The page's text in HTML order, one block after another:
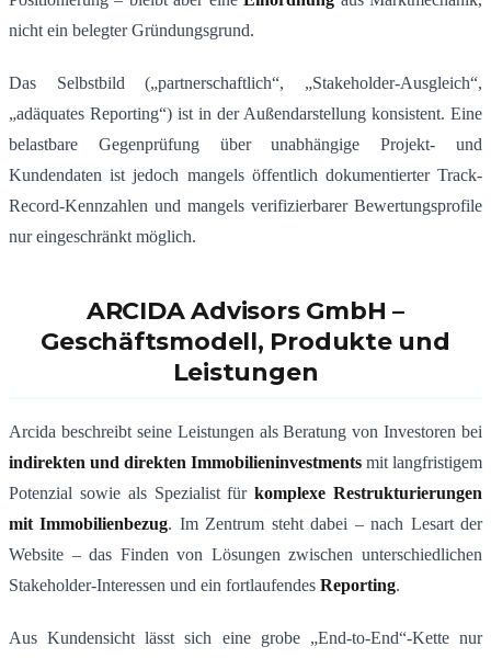
nicht ein belegter Gründungsgrund.
Das Selbstbild („partnerschaftlich“, „Stakeholder-Ausgleich“,
„adäquates Reporting“) ist in der Außendarstellung konsistent. Eine
belastbare Gegenprüfung über unabhängige Projekt- und
Kundendaten ist jedoch mangels öffentlich dokumentierter Track-
Record-Kennzahlen und mangels verifizierbarer Bewertungsprofile
nur eingeschränkt möglich.
ARCIDA Advisors GmbH –
Geschäftsmodell, Produkte und
Leistungen
Arcida beschreibt seine Leistungen als Beratung von Investoren bei
indirekten und direkten Immobilieninvestments mit langfristigem
Potenzial sowie als Spezialist fürkomplexe Restrukturierungen
mit Immobilienbezug. Im Zentrum steht dabei – nach Lesart der
Website – das Finden von Lösungen zwischen unterschiedlichen
Stakeholder-Interessen und ein fortlaufendes Reporting.
Aus Kundensicht lässt sich eine grobe „End-to-End“-Kette nur